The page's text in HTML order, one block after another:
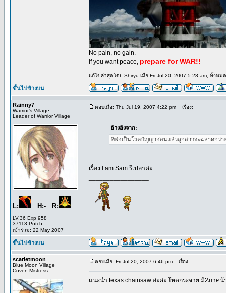
No pain, no gain.
If you want peace, prepare for WAR!!
แก้ไขล่าสุดโดย Shiryu เมื่อ Fri Jul 20, 2007 5:28 am, ทั้งหม
ขึ้นไปข้างบน
Rainny7
Warrior's Village
Leader of Warrior Village
L: H:- R:
LV.36 Exp 958
37113 Potch
เข้าร่วม: 22 May 2007
ตอบเมื่อ: Thu Jul 19, 2007 4:22 pm เรื่อง:
อ้างอิงจาก:
ที่พ่อเป็นโรคปัญญาอ่อนแล้วลูกสาวจะฉลาดกว่
เรื่อง I am Sam รึเปล่าค่ะ
ขึ้นไปข้างบน
scarletmoon
Blue Moon Village
Coven Mistress
ตอบเมื่อ: Fri Jul 20, 2007 6:46 pm เรื่อง:
แนะนำ texas chainsaw อ่ะค่ะ โหดกระจาย มี2ภาคน้